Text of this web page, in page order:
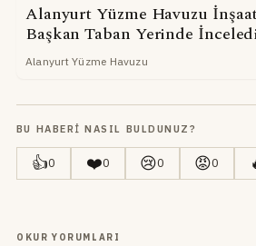
Alanyurt Yüzme Havuzu
Başkan Taban Yerinde
Alanyurt Yüzme Havuzu
BU HABERI NASIL BULDUNUZ?
👍0 ❤️0 😢0 😡0
OKUR YORUMLARI